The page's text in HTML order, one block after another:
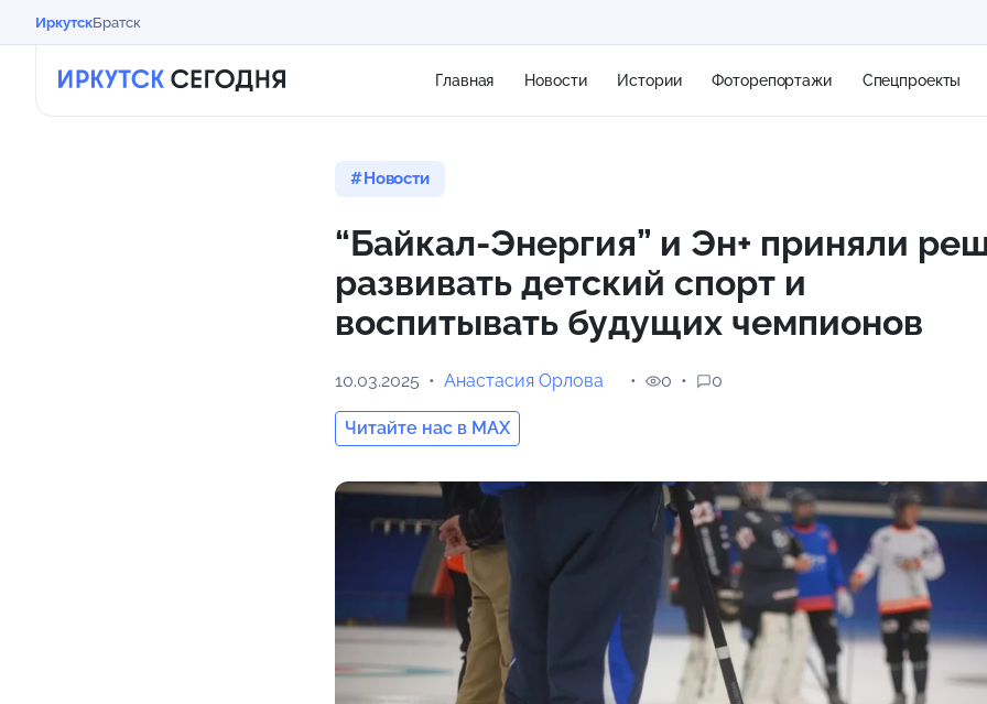
ИркутскБратск
Главная Новости Истории Фоторепортажи Спецпроекты
Новости
“Байкал-Энергия” и Эн+ приняли
развивать детский спорт и
воспитывать будущих чемпионов
10.03.2025 Анастасия Орлова
Читайте нас в MAX
0 0